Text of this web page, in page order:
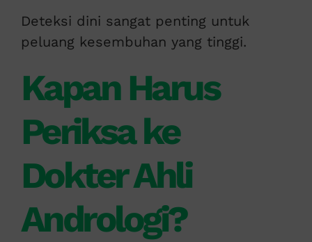
Deteksi dini sangat penting untuk
peluang kesembuhan yang tinggi.
Kapan Harus
Periksa ke
Dokter Ahli
Andrologi?